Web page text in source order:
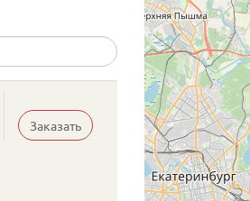
Заказать